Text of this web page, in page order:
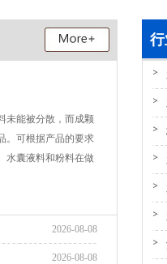
未能被分散，而成颗
。可根据产品的要求
水囊液料和粉料在做
2026-08-08
2026-08-08